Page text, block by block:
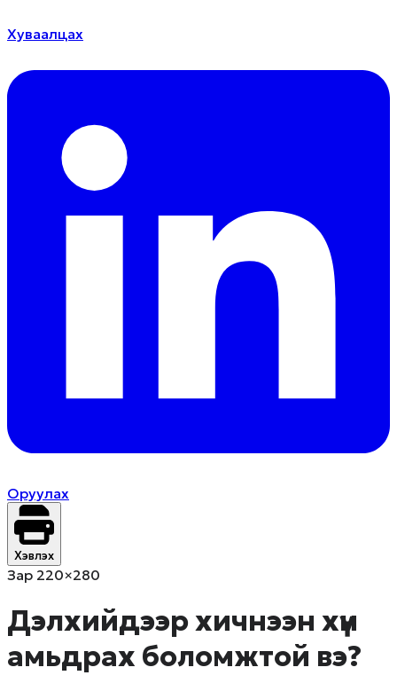
Хуваалцах
Оруулах
Хэвлэх
Зар 220×280
Дэлхийдээр хичнээн хүн
амьдрах боломжтой вэ?